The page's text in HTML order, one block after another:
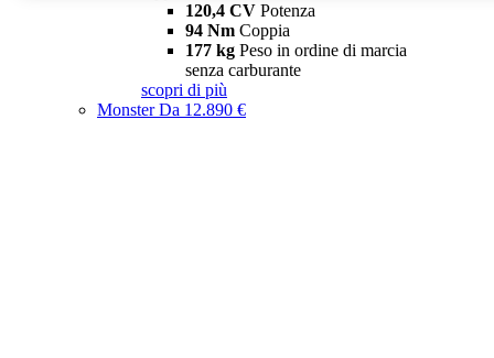
120,4 CV Potenza
94 Nm Coppia
177 kg Peso in ordine di marcia
senza carburante
scopri di più
MonsterDa 12.890 €